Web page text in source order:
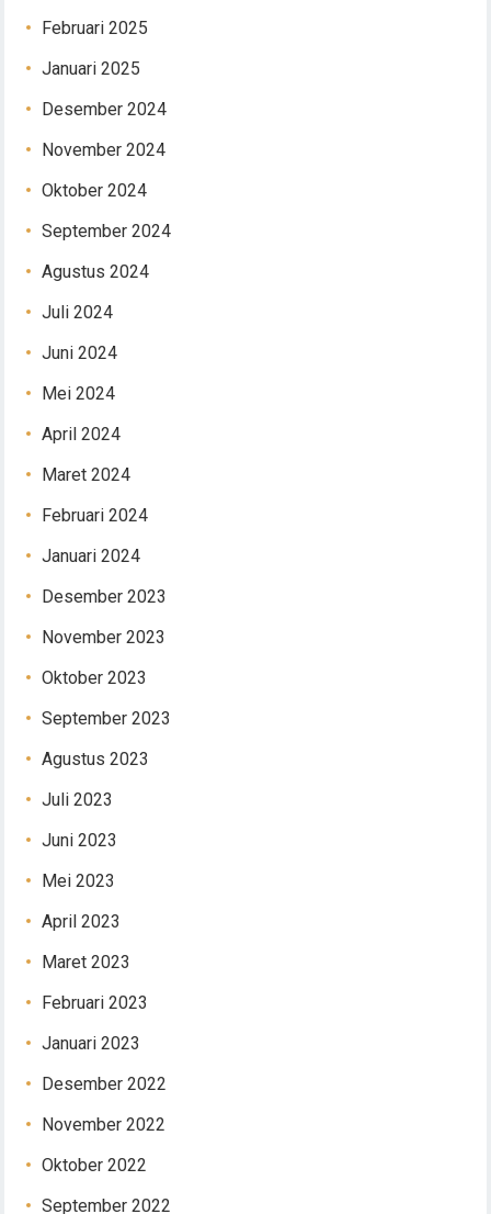
Februari 2025
Januari 2025
Desember 2024
November 2024
Oktober 2024
September 2024
Agustus 2024
Juli 2024
Juni 2024
Mei 2024
April 2024
Maret 2024
Februari 2024
Januari 2024
Desember 2023
November 2023
Oktober 2023
September 2023
Agustus 2023
Juli 2023
Juni 2023
Mei 2023
April 2023
Maret 2023
Februari 2023
Januari 2023
Desember 2022
November 2022
Oktober 2022
September 2022